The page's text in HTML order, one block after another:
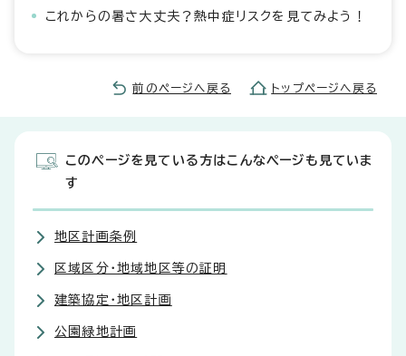
これからの暑さ大丈夫？熱中症リスクを見てみよう！
前のページへ戻る トップページへ戻る
このページを見ている方はこんなページも見ていま
す
地区計画条例
区域区分・地域地区等の証明
建築協定・地区計画
公園緑地計画